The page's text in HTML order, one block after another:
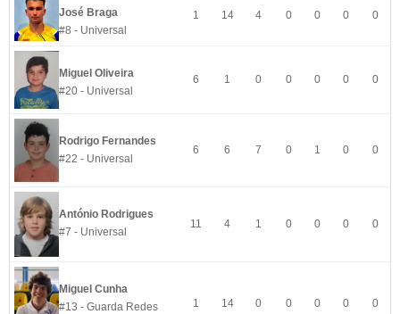
José Braga
#8 - Universal
1 14 4 0 0 0 0
Miguel Oliveira
#20 - Universal
6 1 0 0 0 0 0
Rodrigo Fernandes
#22 - Universal
6 6 7 0 1 0 0
António Rodrigues
#7 - Universal
11 4 1 0 0 0 0
Miguel Cunha
#13 - Guarda Redes
1 14 0 0 0 0 0